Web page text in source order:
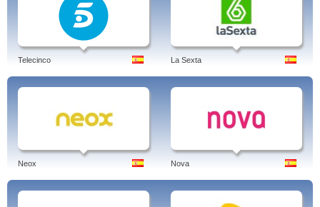
Telecinco La Sexta
Neox Nova